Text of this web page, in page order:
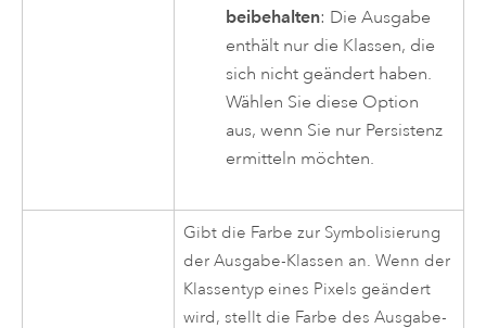
beibehalten: Die Ausgabe
enthält nur die Klassen, die
sich nicht geändert haben.
Wählen Sie diese Option
aus, wenn Sie nur Persistenz
ermitteln möchten.
Gibt die Farbe zur Symbolisierung
der Ausgabe-Klassen an. Wenn der
Klassentyp eines Pixels geändert
wird, stellt die Farbe des Ausgabe-